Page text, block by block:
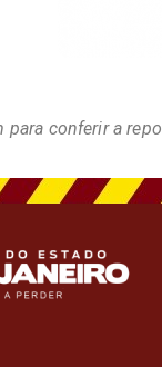
para conferir a